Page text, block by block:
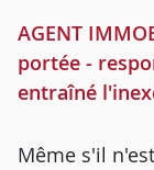
AGENT
portée -
entraîné
Même s'il